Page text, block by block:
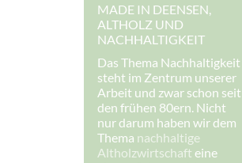
MADE IN DEENSEN,
ALTHOLZ UND
NACHHALTIGKEIT
Das Thema Nachhaltigkeit
steht im Zentrum unserer
Arbeit und zwar schon seit
den frühen 80ern. Nicht
nur darum haben wir dem
Thema nachhaltige
Altholzwirtschaft eine